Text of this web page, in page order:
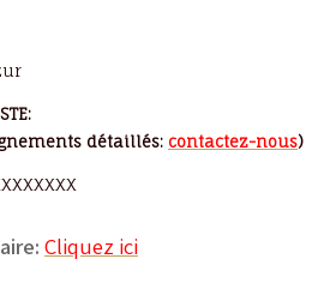
détaillés: contactez-nous)
Cliquez ici